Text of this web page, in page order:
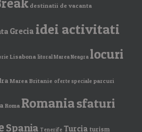
destinatii de vacanta
Grecia idei activitati
Lisabona litoral Marea Neagra locuri
Marea Britanie oferte speciale parcuri
Roma Romaniasfaturi
Spania Tenerife Turcia turism